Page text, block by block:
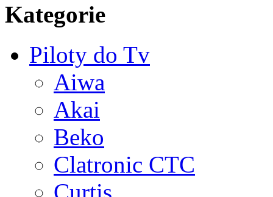
Kategorie
Piloty do Tv
Aiwa
Akai
Beko
Clatronic CTC